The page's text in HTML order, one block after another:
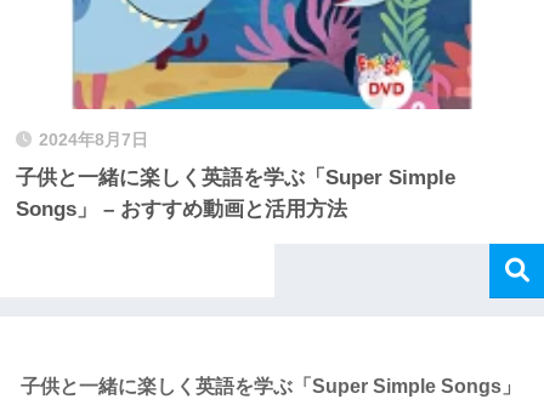
2024年8月7日
子供と一緒に楽しく英語を学ぶ「Super Simple
Songs」 – おすすめ動画と活用方法
子供と一緒に楽しく英語を学ぶ「Super Simple Songs」